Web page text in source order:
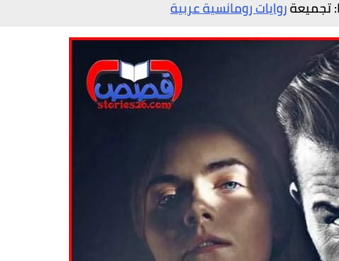
تجميعةروايات رومانسية عربية